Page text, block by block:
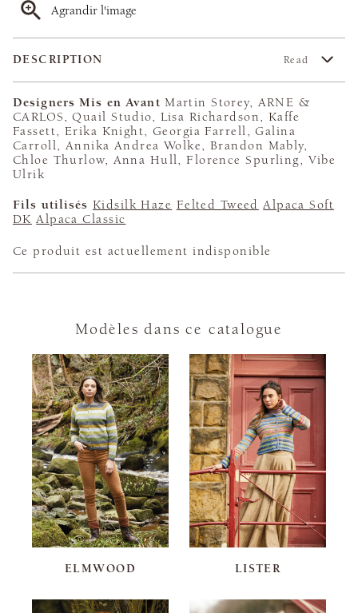
Agrandir l'image
DESCRIPTION Read
Designers Mis en Avant Martin Storey, ARNE &
CARLOS, Quail Studio, Lisa Richardson, Kaffe
Fassett, Erika Knight, Georgia Farrell, Galina
Carroll, Annika Andrea Wolke, Brandon Mably,
Chloe Thurlow, Anna Hull, Florence Spurling, Vibe
Ulrik
Fils utilisés Kidsilk Haze Felted Tweed Alpaca Soft
DK Alpaca Classic
Ce produit est actuellement indisponible
Modèles dans ce catalogue
ELMWOOD LISTER